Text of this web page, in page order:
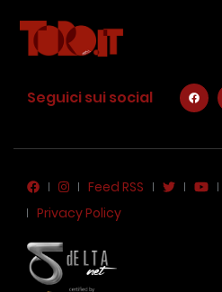
Seguici sui social
Feed RSS
Privacy Policy